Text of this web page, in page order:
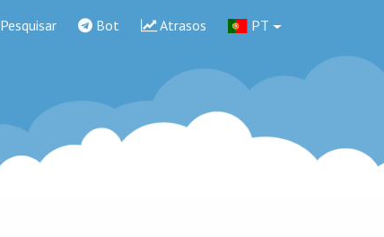
Pesquisar Bot Atrasos PT